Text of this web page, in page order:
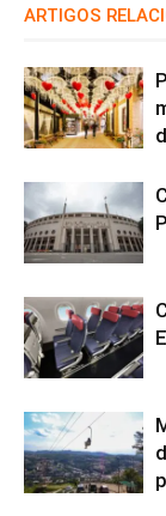
ARTIGOS